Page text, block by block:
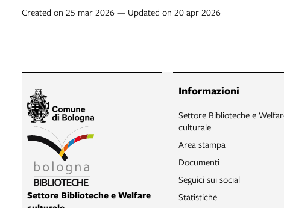
Created on 25 mar 2026 — Updated on 20 apr 2026
Settore Biblioteche e Welfare
Informazioni
Settore Biblioteche e
culturale
Area stampa
Documenti
Seguici sui social
Statistiche